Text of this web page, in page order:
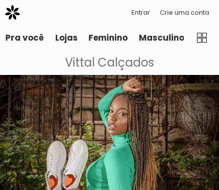
Entrar Crie uma conta
Pra você Lojas Feminino Masculino
Vittal Calçados